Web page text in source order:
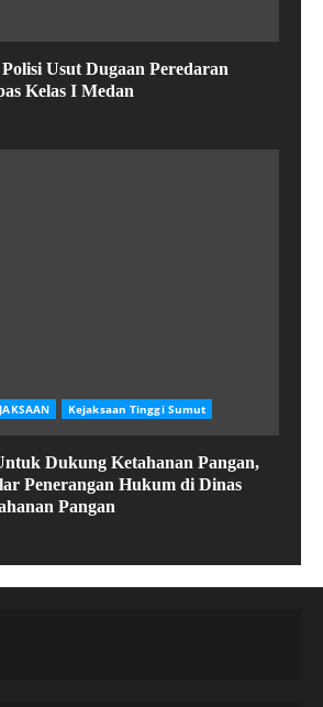
Usut Dugaan Peredaran
Kelas I Medan
Kejaksaan Tinggi Sumut
Dukung Ketahanan Pangan,
Penerangan Hukum di Dinas
Pangan